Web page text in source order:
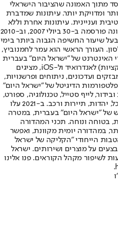
מתוך האמונה שהציבור הישראלי
ומדויקת יותר. עיתונות שמדברת
ועניינית. עיתונות אחרת וללא
תשלום. המהדורה המודפסת הראשונה פורסמה ב-30 ביולי 2007, וב-2010
שיעור החשיפה הגבוה ביותר בימי
העורך הראשי הוא עמר לחמנוביץ,
האינטרנט של "ישראל היום" בעברית
ובאנגלית, כמו כן היישומונים (אפליקציות) לאנדרואיד ול-iOS, מציגים
ועדכונים, ניתוחים ופרשנויות,
הדיגיטל של "ישראל היום"
לייף סטייל, טכנולוגיה, ספורט,
כלכלה וצרכנות, בריאות, חיילים, אוכל, יהדות, תיירות ורכב. ב-2021 עלו
של "ישראל היום" בעברית, במטרה
בטוחה ונוחה. תכני המהדורה
במהדורה יומית מקוונת, ואפשר
הייחודי "הקליקה של ישראל
על מוצרים ושירותים. ישראל
לשיפור מקהל הקוראים. פנו אלינו